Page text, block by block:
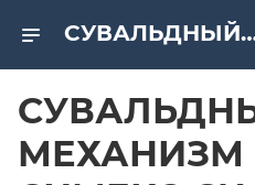
СУВАЛЬДНЫЙ МЕХАНИЗМ БИФ-10 СИМЕКО SN. Дверная и
МЕХАНИЗМ